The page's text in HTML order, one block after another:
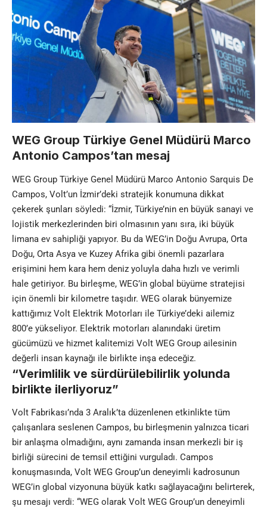
WEG Group Türkiye Genel Müdürü Marco
Antonio Campos’tan mesaj
WEG Group Türkiye Genel Müdürü Marco Antonio Sarquis De
Campos, Volt’un İzmir’deki stratejik konumuna dikkat
çekerek şunları söyledi: “İzmir, Türkiye’nin en büyük sanayi ve
lojistik merkezlerinden biri olmasının yanı sıra, iki büyük
limana ev sahipliği yapıyor. Bu da WEG’in Doğu Avrupa, Orta
Doğu, Orta Asya ve Kuzey Afrika gibi önemli pazarlara
erişimini hem kara hem deniz yoluyla daha hızlı ve verimli
hale getiriyor. Bu birleşme, WEG’in global büyüme stratejisi
için önemli bir kilometre taşıdır. WEG olarak bünyemize
kattığımız Volt Elektrik Motorları ile Türkiye’deki ailemiz
800’e yükseliyor. Elektrik motorları alanındaki üretim
gücümüzü ve hizmet kalitemizi Volt WEG Group ailesinin
değerli insan kaynağı ile birlikte inşa edeceğiz.
“Verimlilik ve sürdürülebilirlik yolunda
birlikte ilerliyoruz”
Volt Fabrikası’nda 3 Aralık’ta düzenlenen etkinlikte tüm
çalışanlara seslenen Campos, bu birleşmenin yalnızca ticari
bir anlaşma olmadığını, aynı zamanda insan merkezli bir iş
birliği sürecini de temsil ettiğini vurguladı. Campos
konuşmasında, Volt WEG Group’un deneyimli kadrosunun
WEG’in global vizyonuna büyük katkı sağlayacağını belirterek,
şu mesajı verdi: “WEG olarak Volt WEG Group’un deneyimli